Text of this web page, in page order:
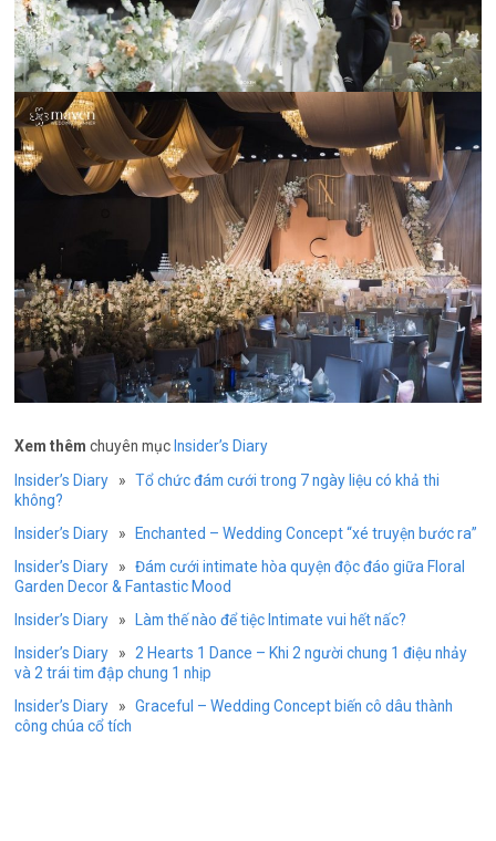
Xem thêm chuyên mục Insider’s Diary
Insider’s Diary» Tổ chức đám cưới trong 7 ngày liệu có khả thi
không?
Insider’s Diary»
Enchanted – Wedding Concept “xé truyện bước ra”
Insider’s Diary» Đám cưới intimate hòa quyện độc đáo giữa Floral
Garden Decor & Fantastic Mood
Insider’s Diary»
Làm thế nào để tiệc Intimate vui hết nấc?
Insider’s Diary» 2 Hearts 1 Dance – Khi 2 người chung 1 điệu nhảy
và 2 trái tim đập chung 1 nhịp
Insider’s Diary» Graceful – Wedding Concept biến cô dâu thành
công chúa cổ tích